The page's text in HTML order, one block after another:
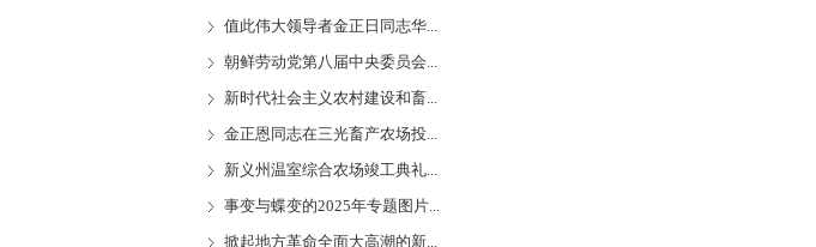
值此伟大领导者金正日同志华...
朝鲜劳动党第八届中央委员会...
新时代社会主义农村建设和畜...
金正恩同志在三光畜产农场投...
新义州温室综合农场竣工典礼...
事变与蝶变的2025年专题图片...
掀起地方革命全面大高潮的新...